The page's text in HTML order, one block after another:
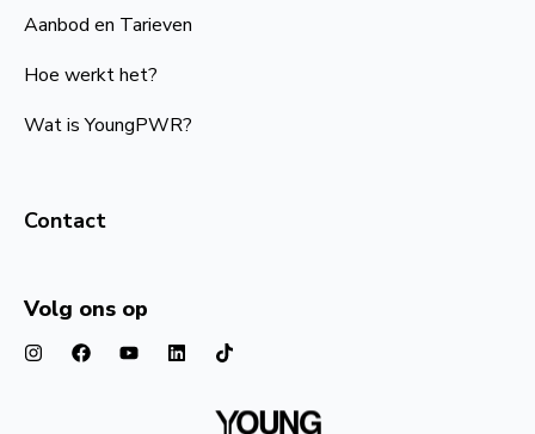
Aanbod en Tarieven
Hoe werkt het?
Wat is YoungPWR?
Contact
Volg ons op